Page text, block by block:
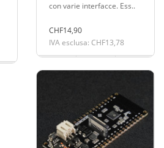
con varie interfacce. Ess..
CHF14,90
IVA esclusa: CHF13,78